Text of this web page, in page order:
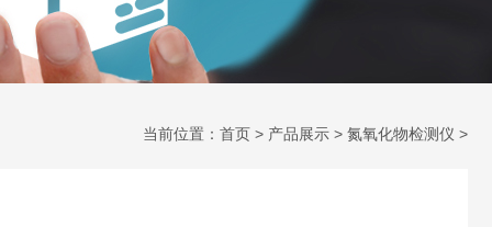
当前位置： 首页 > 产品展示 > 氮氧化物检测仪 >